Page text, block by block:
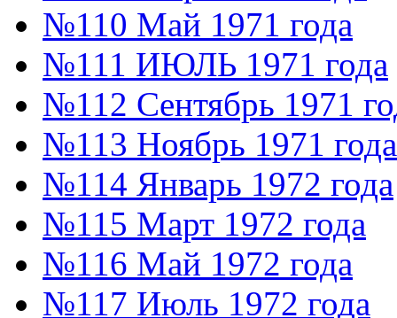
№110 Май 1971 года
№111 ИЮЛЬ 1971 года
№112 Сентябрь 1971
№113 Ноябрь 1971 года
№114 Январь 1972 года
№115 Март 1972 года
№116 Май 1972 года
№117 Июль 1972 года